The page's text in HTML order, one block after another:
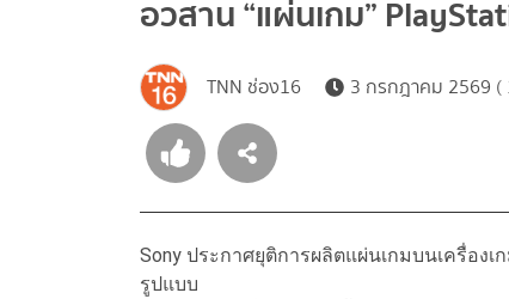
อวสาน “แผ่นเกม”
TNN ช่อง16 3 กรกฎาคม 2569 (
Sony ประกาศยุติการผลิตแผ่นเกมบนเครื่อง
รูปแบบ